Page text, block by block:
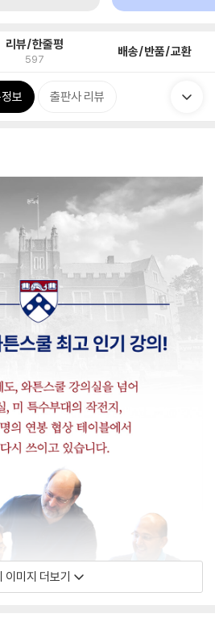
리뷰/한줄평
597 배송/반품/교환
보 출판사 리뷰
이미지 더보기